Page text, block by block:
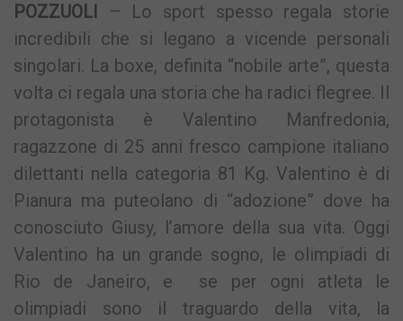
POZZUOLI
– Lo sport spesso regala storie
incredibili che si legano a vicende personali
singolari. La boxe, definita “nobile arte”, questa
volta ci regala una storia che ha radici flegree. Il
protagonista è Valentino Manfredonia,
ragazzone di 25 anni fresco campione italiano
dilettanti nella categoria 81 Kg. Valentino è di
Pianura ma puteolano di “adozione” dove ha
conosciuto Giusy, l’amore della sua vita. Oggi
Valentino ha un grande sogno, le olimpiadi di
Rio de Janeiro, e se per ogni atleta le
olimpiadi sono il traguardo della vita, la